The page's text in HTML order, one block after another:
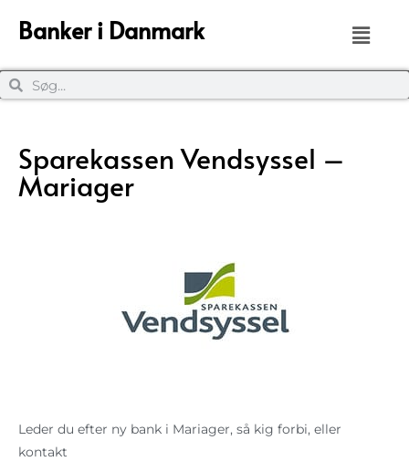
Banker i Danmark
Sparekassen Vendsyssel –
Mariager
Leder du efter ny bank i Mariager, så kig forbi, eller
kontakt